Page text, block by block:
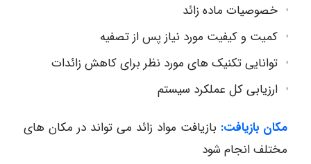
خصوصیات ماده زائد
کمیت و کیفیت مورد نیاز پس از تصفیه
توانایی تکنیک های مورد نظر برای کاهش زائدات
ارزیابی کل عملکرد سیستم
مکان بازیافت: بازیافت مواد زائد می تواند در مکان های
مختلف انجام شود